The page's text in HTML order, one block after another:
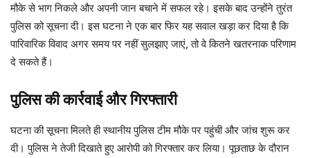
मौके से भाग निकले और अपनी जान बचाने में सफल रहे। इसके बाद उन्होंने तुरंत
पुलिस को सूचना दी। इस घटना ने एक बार फिर यह सवाल खड़ा कर दिया है कि
पारिवारिक विवाद अगर समय पर नहीं सुलझाए जाएं, तो वे कितने खतरनाक परिणाम
दे सकते हैं।
पुलिस की कार्रवाई और गिरफ्तारी
घटना की सूचना मिलते ही स्थानीय पुलिस टीम मौके पर पहुंची और जांच शुरू कर
दी। पुलिस ने तेजी दिखाते हुए आरोपी को गिरफ्तार कर लिया। पूछताछ के दौरान